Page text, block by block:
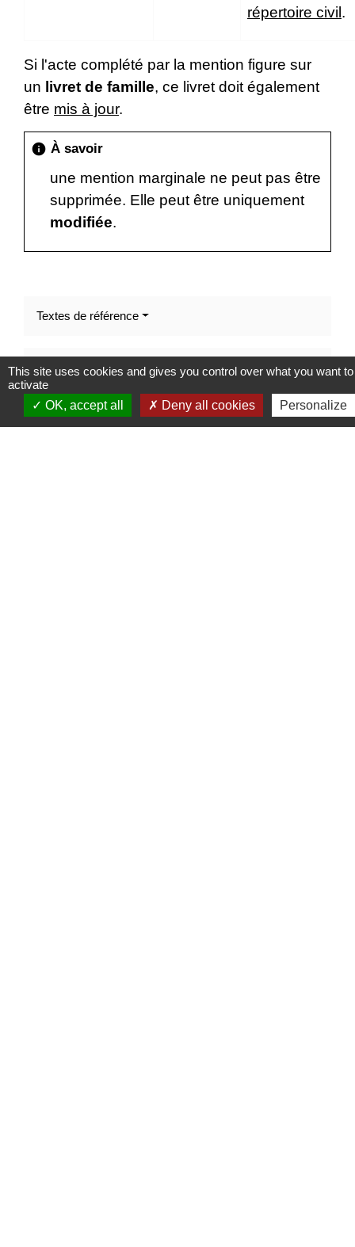
répertoire civil .
Si l'acte complété par la mention figure sur
un livret de famille, ce livret doit également
être mis à jour.
info À savoir
une mention marginale ne peut pas être
supprimée. Elle peut être uniquement
modifiée.
Textes de référence
Services en ligne et formulaires
Questions ? Réponses !
This site uses cookies and gives you control over what you want to
activate
OK, accept all
Deny all cookies Personalize